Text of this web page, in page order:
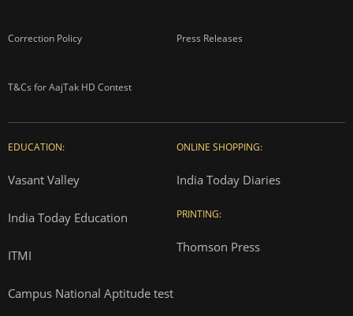
Correction Policy Press Releases
T&Cs for AajTak HD Contest
EDUCATION:
Vasant Valley
India Today Education
ITMI
Campus National Aptitude test
ONLINE SHOPPING:
India Today Diaries
PRINTING:
Thomson Press